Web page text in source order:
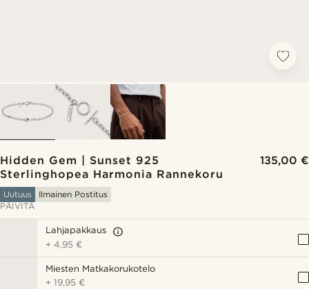
Hidden Gem | Sunset 925
Sterlinghopea Harmonia Rannekoru
135,00 €
Uutuus
Ilmainen Postitus
PÄIVITÄ
Lahjapakkaus
+4,95 €
Miesten Matkakorukotelo
+19,95 €